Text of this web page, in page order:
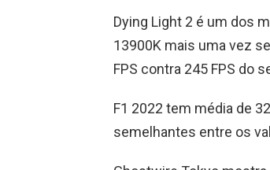
Dying Light 2 é um dos
13900K mais uma vez
FPS contra 245 FPS do
F1 2022 tem média de
semelhantes entre os